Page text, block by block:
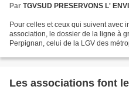
Par TGVSUD PRESERVONS L'
Pour celles et ceux qui suivent avec
association, le dossier de la ligne à
Perpignan, celui de la LGV des
Les associations font